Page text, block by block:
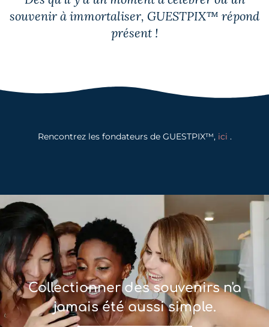
souvenir à immortaliser, GUESTPIX™ répond
présent !
Rencontrez les fondateurs de GUESTPIX™, ici .
Collectionner des souvenirs n'a
jamais été aussi simple.